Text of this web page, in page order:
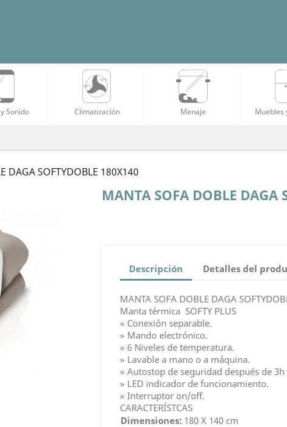
Sonido Climatización Menaje Muebles
DAGA SOFTYDOBLE 180X140
MANTA SOFA DOBLE DAGA
Descripción Detalles del
MANTA SOFA DOBLE DAGA
Manta térmica SOFTY PLUS
» Conexión separable.
» Mando electrónico.
» 6 Niveles de temperatura.
» Lavable a mano o a máquina.
» Autostop de seguridad después de
» LED indicador de funcionamiento.
» Interruptor on/off.
CARACTERÍSTCAS
Dimensiones: 180 X 140 cm